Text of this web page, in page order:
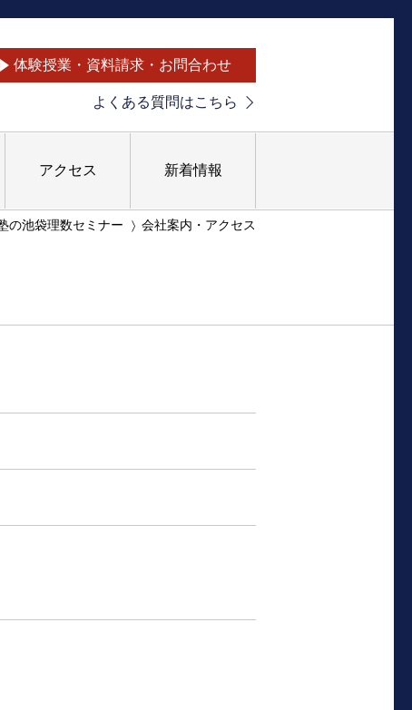
体験授業・資料請求・お問合わせ
よくある質問はこちら
アクセス 新着情報
の池袋理数セミナー 会社案内・アクセス